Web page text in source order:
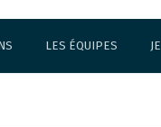
LES ÉQUIPES